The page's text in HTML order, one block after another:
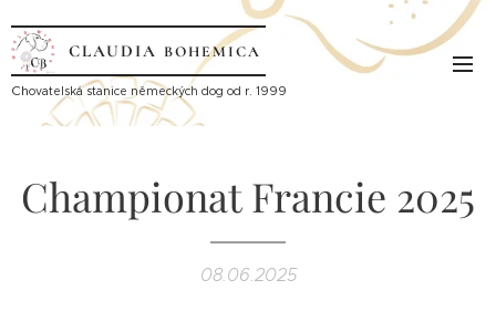
CLAUDIA BOHEMICA
Chovatelská stanice německých dog od r. 1999
Championat Francie 2025
08.06.2025